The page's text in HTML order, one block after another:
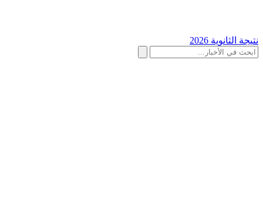
نتيجة الثانوية 2026